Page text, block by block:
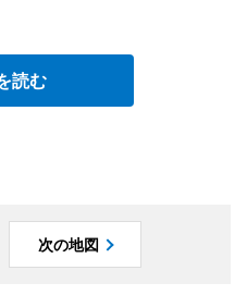
読む
次の地図